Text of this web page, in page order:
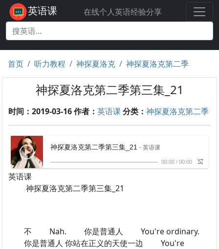
英语课 在线个人英语经验分享
首页 听力教程 神探夏洛克 神探夏洛克第二季
神探夏洛克第二季第三集_21
时间：2019-03-16作者： 英语课分类： 神探夏洛克第二季
神探夏洛克第二季第三集_21 - 英语课
00:00 / 00:00
英语课
神探夏洛克第二季第三集_21
不 Nah. 你是普通人 You're ordinary.
你是普通人 你站在正义的天使一边 You're